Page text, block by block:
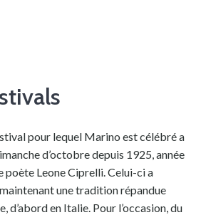
pour lequel Marino est célébré a
d’octobre depuis 1925, année
poète Leone Ciprelli. Celui-ci a
une tradition répandue
d’abord en Italie. Pour l’occasion, du